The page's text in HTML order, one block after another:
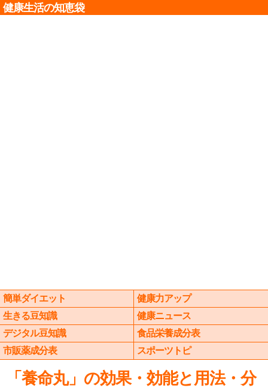
健康生活の知恵袋
簡単ダイエット
健康力アップ
生きる豆知識
健康ニュース
デジタル豆知識
食品栄養成分表
市販薬成分表
スポーツトピ
「養命丸」の効果・効能と用法・分